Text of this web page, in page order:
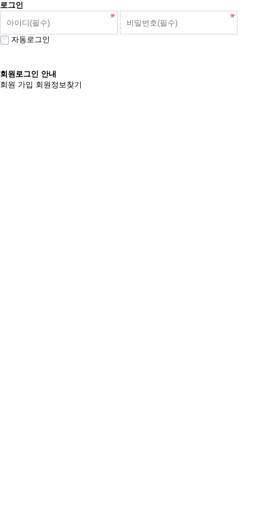
로그인
자동로그인
회원로그인 안내
회원 가입 회원정보찾기